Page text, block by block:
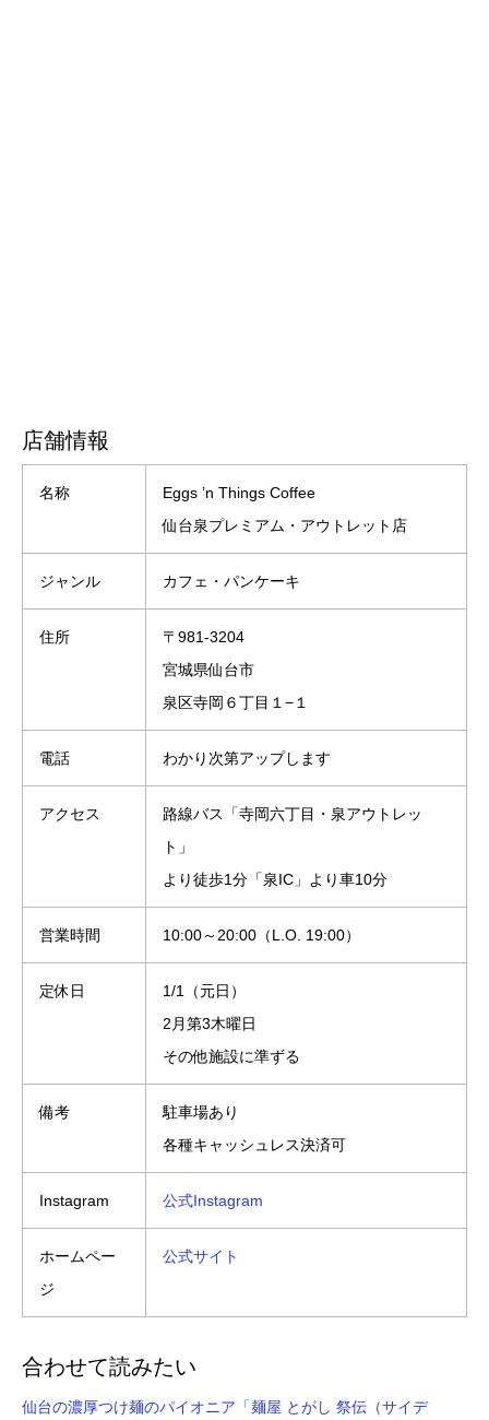
店舗情報
名称
Eggs ’n Things Coffee
仙台泉プレミアム・アウトレット店
ジャンル カフェ・パンケーキ
住所
〒981-3204
宮城県仙台市
泉区寺岡６丁目１−１
電話 わかり次第アップします
アクセス
路線バス「寺岡六丁目・泉アウトレッ
ト」
より徒歩1分「泉IC」より車10分
営業時間 10:00～20:00（L.O. 19:00）
定休日
1/1（元日）
2月第3木曜日
その他施設に準ずる
備考
駐車場あり
各種キャッシュレス決済可
Instagram 公式Instagram
ホームペー
ジ
公式サイト
合わせて読みたい
仙台の濃厚つけ麺のパイオニア「麺屋 とがし 祭伝（サイデ